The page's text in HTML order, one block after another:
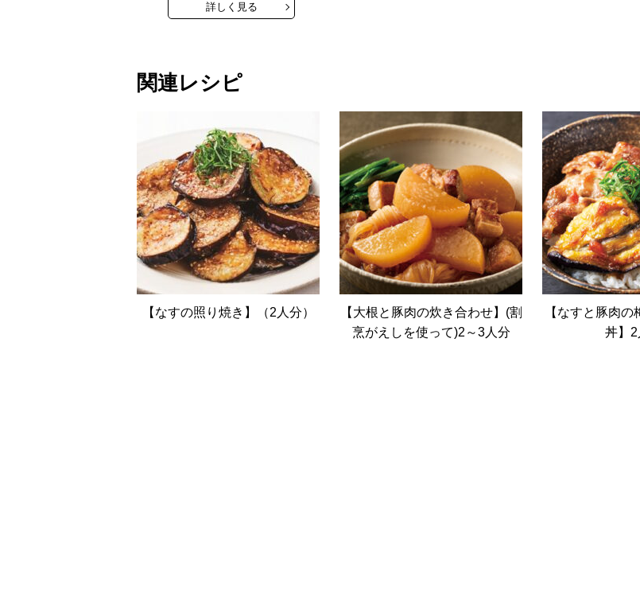
詳しく見る
関連レシピ
【なすの照り焼き】（2人分）
【大根と豚肉の炊き合わせ】(割
烹がえしを使って)2～3人分
【なすと豚肉の
丼】2